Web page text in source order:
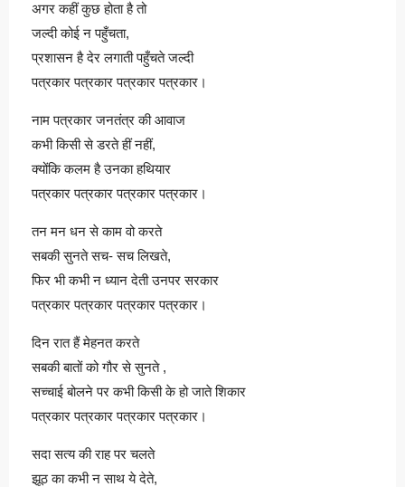
अगर कहीं कुछ होता है तो
जल्दी कोई न पहुँचता,
प्रशासन है देर लगाती पहुँचते जल्दी
पत्रकार पत्रकार पत्रकार पत्रकार।
नाम पत्रकार जनतंत्र की आवाज
कभी किसी से डरते हीं नहीं,
क्योंकि कलम है उनका हथियार
पत्रकार पत्रकार पत्रकार पत्रकार।
तन मन धन से काम वो करते
सबकी सुनते सच- सच लिखते,
फिर भी कभी न ध्यान देती उनपर सरकार
पत्रकार पत्रकार पत्रकार पत्रकार।
दिन रात हैं मेहनत करते
सबकी बातों को गौर से सुनते ,
सच्चाई बोलने पर कभी किसी के हो जाते शिकार
पत्रकार पत्रकार पत्रकार पत्रकार।
सदा सत्य की राह पर चलते
झूठ का कभी न साथ ये देते,